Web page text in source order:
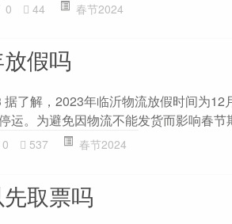
0 44 春节2024
假吗
了解，2023年临沂物流放假时间为
运。为避免因物流不能发货而影响春节
0 537 春节2024
取票吗